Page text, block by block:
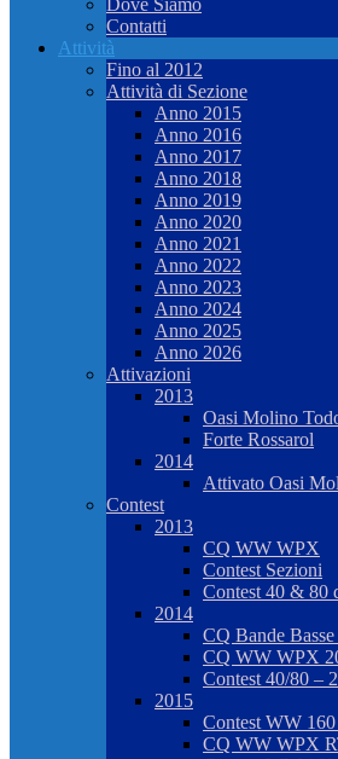
Dove Siamo
Contatti
Attività
Fino al 2012
Attività di Sezione
Anno 2015
Anno 2016
Anno 2017
Anno 2018
Anno 2019
Anno 2020
Anno 2021
Anno 2022
Anno 2023
Anno 2024
Anno 2025
Anno 2026
Attivazioni
2013
Oasi Molino
Forte Rossarol
2014
Attivato Oasi
Contest
2013
CQ WW WPX
Contest Sezioni
Contest 40 & 80
2014
CQ Bande
CQ WW WPX
Contest 40/80 –
2015
Contest WW
CQ WW WPX